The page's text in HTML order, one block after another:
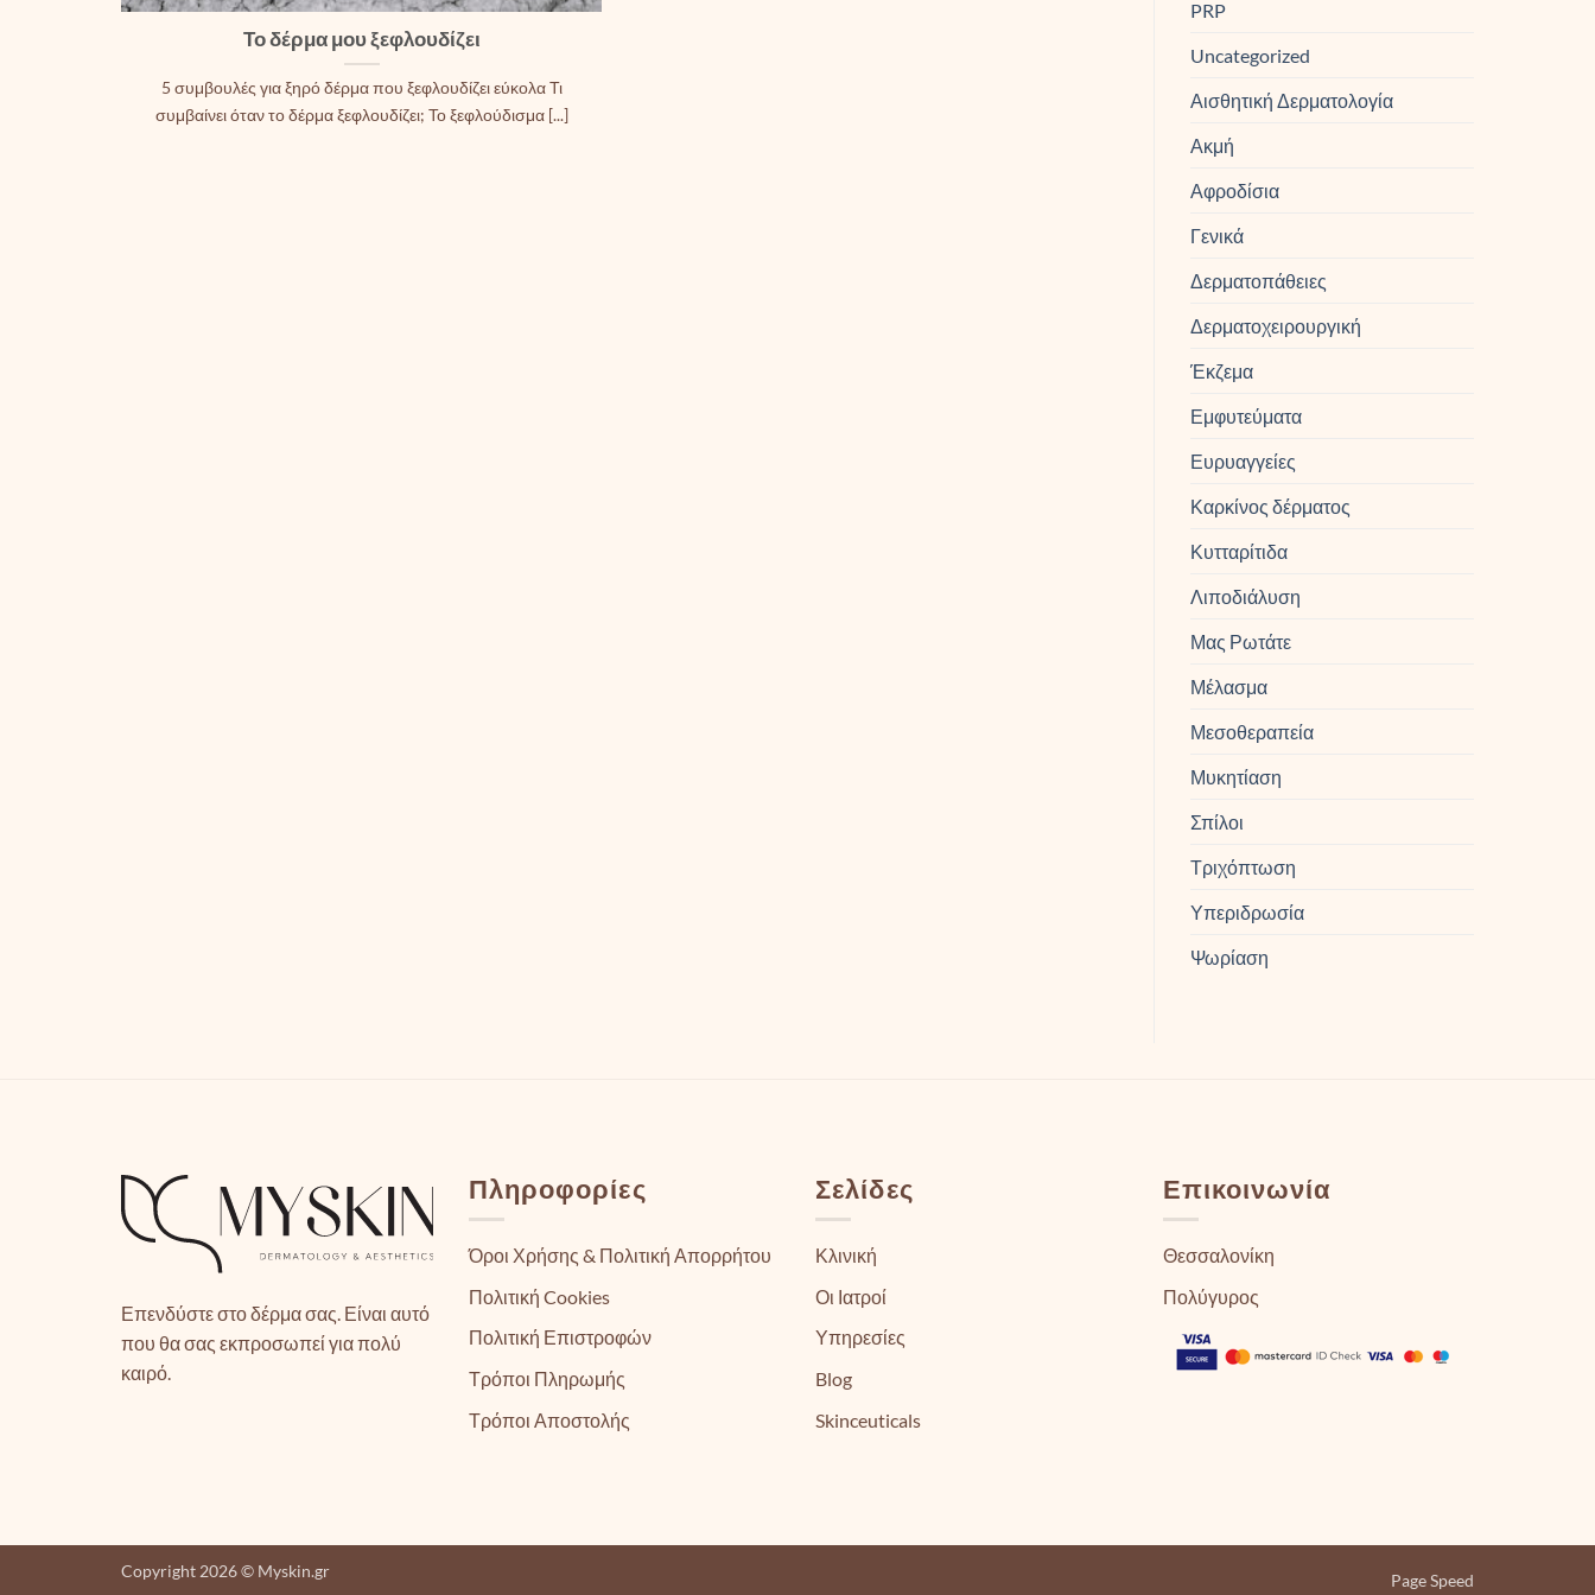
Το δέρμα μου ξεφλουδίζει
5 συμβουλές για ξηρό δέρμα που ξεφλουδίζει εύκολα Τι
συμβαίνει όταν το δέρμα ξεφλουδίζει; Το ξεφλούδισμα [...]
PRP
Uncategorized
Αισθητική Δερματολογία
Ακμή
Αφροδίσια
Γενικά
Δερματοπάθειες
Δερματοχειρουργική
Έκζεμα
Εμφυτεύματα
Ευρυαγγείες
Καρκίνος δέρματος
Κυτταρίτιδα
Λιποδιάλυση
Μας Ρωτάτε
Μέλασμα
Μεσοθεραπεία
Μυκητίαση
Σπίλοι
Τριχόπτωση
Υπεριδρωσία
Ψωρίαση
Επενδύστε στο δέρμα σας. Είναι αυτό
που θα σας εκπροσωπεί για πολύ
καιρό.
Πληροφορίες
Όροι Χρήσης & Πολιτική Απορρήτου
Πολιτική Cookies
Πολιτική Επιστροφών
Τρόποι Πληρωμής
Τρόποι Αποστολής
Σελίδες
Κλινική
Οι Ιατροί
Υπηρεσίες
Blog
Skinceuticals
Επικοινωνία
Θεσσαλονίκη
Πολύγυρος
Page Speed
Copyright 2026 © Myskin.gr